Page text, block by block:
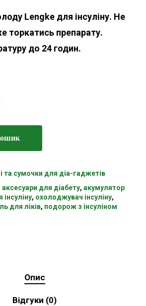
Lengke для інсуліну. Не
торкатись препарату.
до 24 годин.
та сумочки для діа-гаджетів
аксесуари для діабету, акумулятор
інсуліну, охолоджувач інсуліну,
для ліків, подорож з інсуліном
Опис
Відгуки (0)